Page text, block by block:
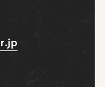
r.jp